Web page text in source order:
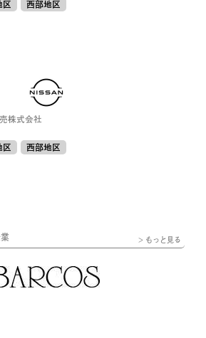
区
西部地区
株式会社
区
西部地区
> もっと見る